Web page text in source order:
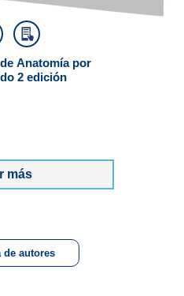
Anatomía por
2 edición
más
de autores